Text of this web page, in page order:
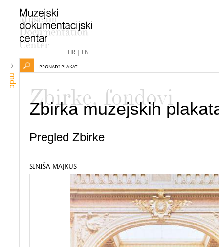
HR| EN
mdc
PRONAĐI PLAKAT
Zbirke, fondovi
Zbirka muzejskih
Pregled Zbirke
SINIŠA MAJKUS